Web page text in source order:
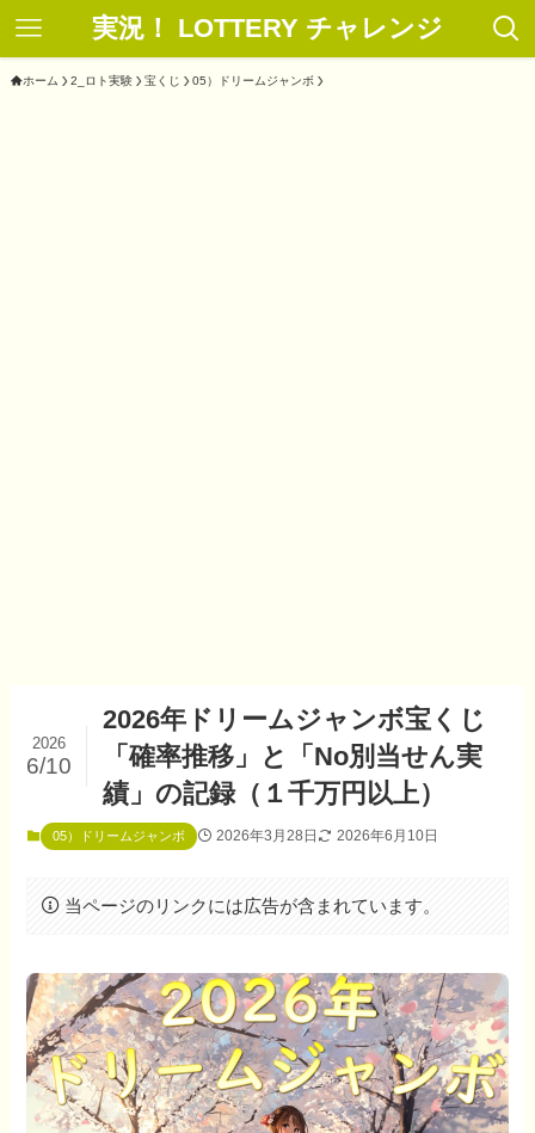
実況！ LOTTERY チャレンジ
ホーム 2_ロト実験 宝くじ 05）ドリームジャンボ
2026年ドリームジャンボ宝くじ
「確率推移」と「No別当せん実
績」の記録（１千万円以上）
2026
6/10
05）ドリームジャンボ 2026年3月28日 2026年6月10日
当ページのリンクには広告が含まれています。